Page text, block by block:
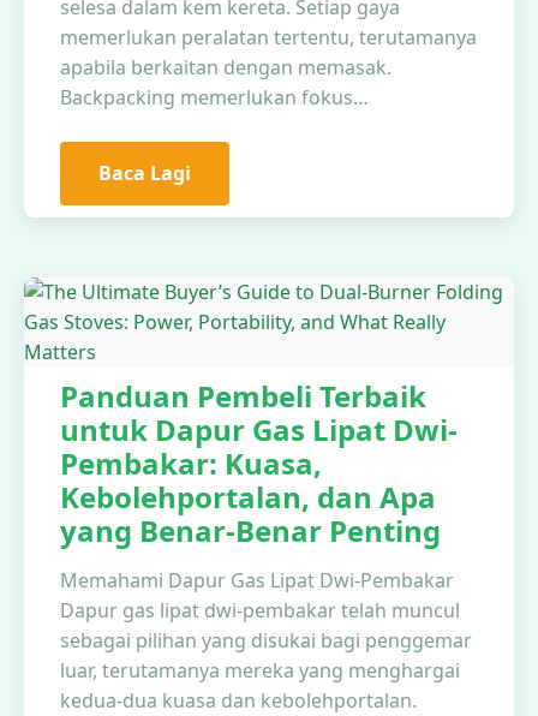
selesa dalam kem kereta. Setiap gaya
memerlukan peralatan tertentu, terutamanya
apabila berkaitan dengan memasak.
Backpacking memerlukan fokus…
Baca Lagi
Panduan Pembeli Terbaik
untuk Dapur Gas Lipat Dwi-
Pembakar: Kuasa,
Kebolehportalan, dan Apa
yang Benar-Benar Penting
Memahami Dapur Gas Lipat Dwi-Pembakar
Dapur gas lipat dwi-pembakar telah muncul
sebagai pilihan yang disukai bagi penggemar
luar, terutamanya mereka yang menghargai
kedua-dua kuasa dan kebolehportalan.